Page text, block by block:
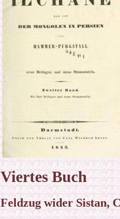
Viertes Buch
Feldzug wider Sistan,